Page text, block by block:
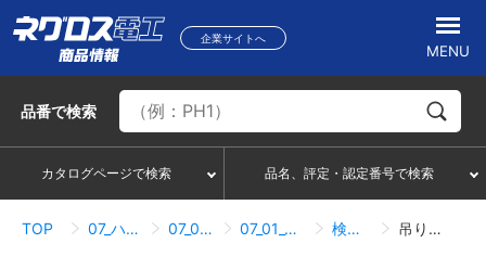
企業サイトへ
MENU
品番で検索
カタログページで検索 品名、評定・認定番号で検索
TOP 07_ハンガー・サポートシステム 07_01_ダクターチャンネル 07_01_03_吊りサポート用短尺ハンガー 検索結果一覧 吊りサポート用短尺ハンガー